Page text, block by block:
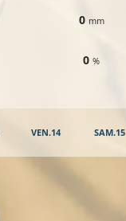
0 mm
0%
VEN.14 SAM.15